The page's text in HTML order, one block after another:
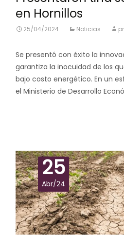
en Hornillos
25/04/2024 Noticias
Se presentó con éxito la
garantiza la inocuidad de los
bajo costo energético. En un
el Ministerio de Desarrollo
25
Abr/24